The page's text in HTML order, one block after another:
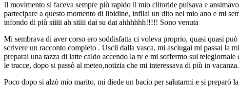
Il movimento si faceva sempre più rapido il mio clitoride pulsava e
partecipare a questo momento di libidine, infilai un dito nel mio ano e mi
infondo di più siiiii ah siiiii dai su dai ahhhhhh!!!!! Sono venuta
Mi sembrava di aver corso ero soddisfatta ci voleva proprio, quasi quasi
scrivere un racconto completo . Uscii dalla vasca, mi asciugai mi passai la
preparai una tazza di latte caldo accendo la tv e mi soffermo sul
le tracce, dopo si passò al meteo,notizia che mi interessava di più in vacanza.
Poco dopo si alzò mio marito, mi diede un bacio per salutarmi e si preparò